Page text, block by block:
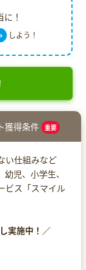
に！
しよう！
獲得条件 重要
い仕組みなど
児、小学生、
ビス「スマイル
実施中！／